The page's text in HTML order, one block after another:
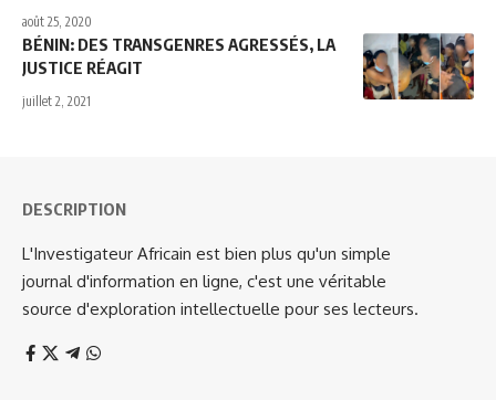
août 25, 2020
BÉNIN: DES TRANSGENRES AGRESSÉS, LA
JUSTICE RÉAGIT
juillet 2, 2021
DESCRIPTION
L'Investigateur Africain est bien plus qu'un simple
journal d'information en ligne, c'est une véritable
source d'exploration intellectuelle pour ses lecteurs.